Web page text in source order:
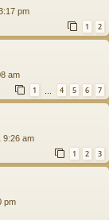
pm
1 2
am
1 … 4 5 6 7
9:26 am
1 2 3
pm